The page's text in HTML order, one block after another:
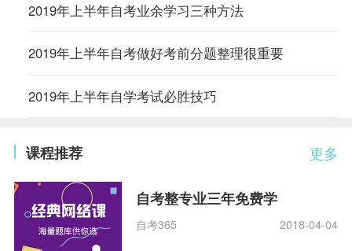
2019年上半年自考业余学习三种方法
2019年上半年自考做好考前分题整理很重要
2019年上半年自学考试必胜技巧
更多
课程推荐
自考整专业三年免费学
自考365 2018-04-04